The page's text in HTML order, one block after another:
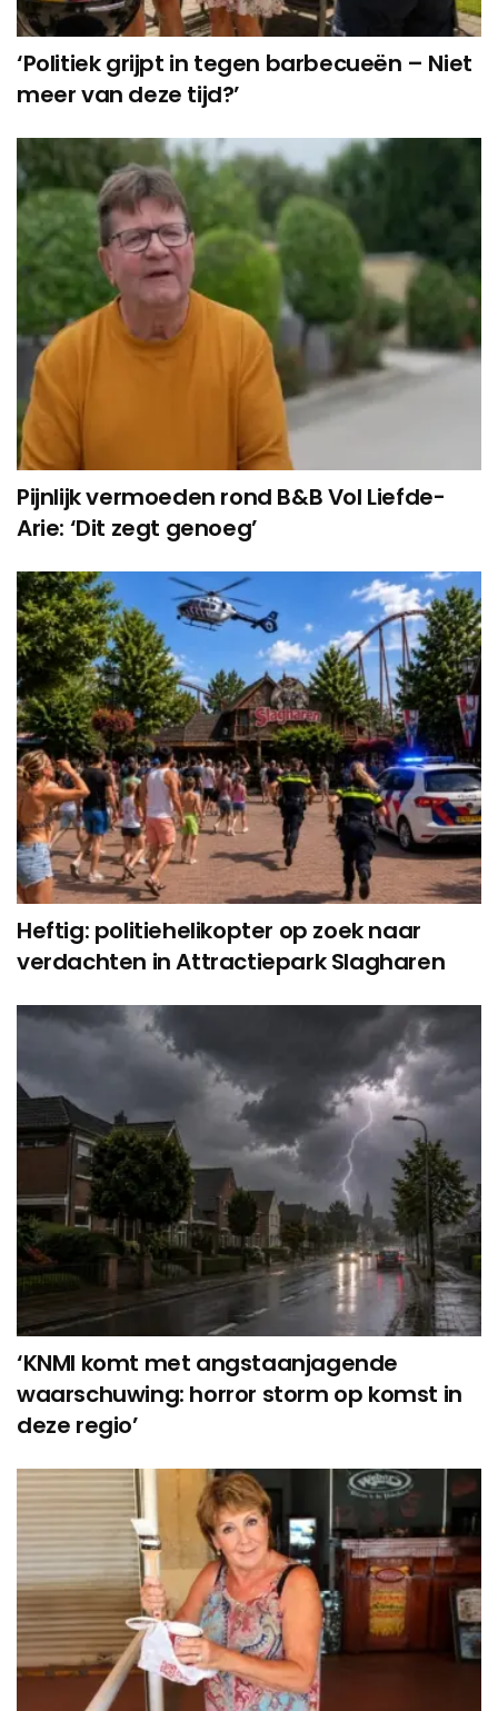
‘Politiek grijpt in tegen barbecueën – Niet
meer van deze tijd?’
Pijnlijk vermoeden rond B&B Vol Liefde-
Arie: ‘Dit zegt genoeg’
Heftig: politiehelikopter op zoek naar
verdachten in Attractiepark Slagharen
‘KNMI komt met angstaanjagende
waarschuwing: horror storm op komst in
deze regio’